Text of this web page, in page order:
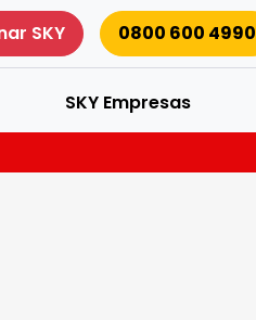
SKY 0800 600 4990
SKY Empresas